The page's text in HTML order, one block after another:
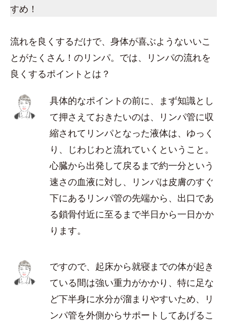
すめ！
流れを良くするだけで、身体が喜ぶようないいこ
とがたくさん！のリンパ。では、リンパの流れを
良くするポイントとは？
具体的なポイントの前に、まず知識とし
て押さえておきたいのは、リンパ管に収
縮されてリンパとなった液体は、ゆっく
り、じわじわと流れていくということ。
心臓から出発して戻るまで約一分という
速さの血液に対し、リンパは皮膚のすぐ
下にあるリンパ管の先端から、出口であ
る鎖骨付近に至るまで半日から一日かか
ります。
ですので、起床から就寝までの体が起き
ている間は強い重力がかかり、特に足な
ど下半身に水分が溜まりやすいため、リ
ンパ管を外側からサポートしてあげるこ